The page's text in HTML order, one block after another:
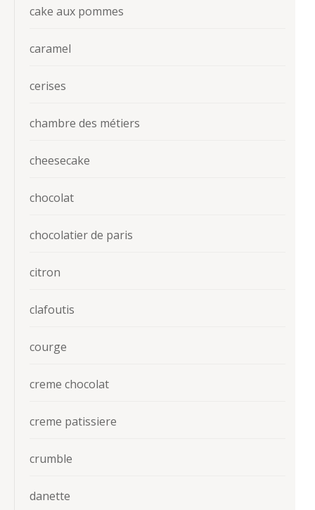
cake aux pommes
caramel
cerises
chambre des métiers
cheesecake
chocolat
chocolatier de paris
citron
clafoutis
courge
creme chocolat
creme patissiere
crumble
danette